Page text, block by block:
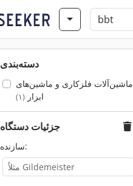
دسته‌بندی
ماشین‌آلات فلزکاری و ماشین‌های
ابزار(۱)
جزئیات دستگاه
سازنده: